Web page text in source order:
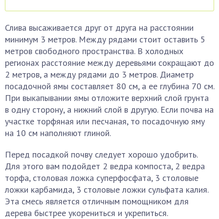
Слива высаживается друг от друга на расстоянии
минимум 3 метров. Между рядами стоит оставить 5
метров свободного пространства. В холодных
регионах расстояние между деревьями сокращают до
2 метров, а между рядами до 3 метров. Диаметр
посадочной ямы составляет 80 см, а ее глубина 70 см.
При выкапывании ямы отложите верхний слой грунта
в одну сторону, а нижний слой в другую. Если почва на
участке торфяная или песчаная, то посадочную яму
на 10 см наполняют глиной.
Перед посадкой почву следует хорошо удобрить.
Для этого вам подойдет 2 ведра компоста, 2 ведра
торфа, столовая ложка суперфосфата, 3 столовые
ложки карбамида, 3 столовые ложки сульфата калия.
Эта смесь является отличным помощником для
дерева быстрее укорениться и укрепиться.